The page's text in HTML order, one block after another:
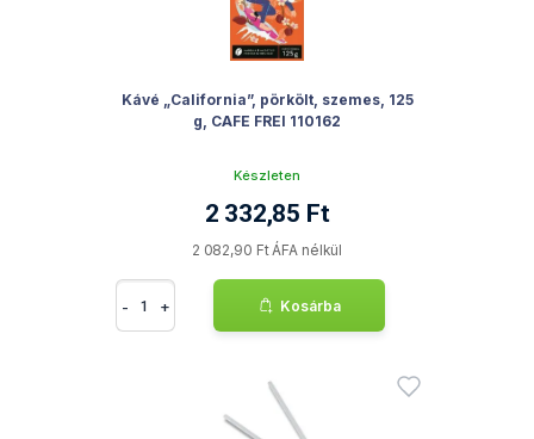
Kávé „California”, pörkölt, szemes, 125
g, CAFE FREI 110162
Készleten
2 332,85 Ft
2 082,90 Ft ÁFA nélkül
- + Kosárba